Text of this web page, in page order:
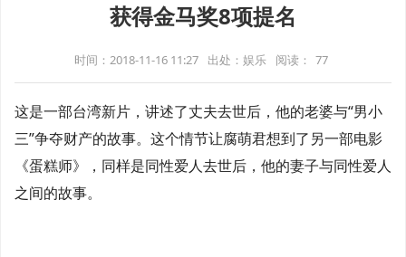
获得金马奖8项提名
时间：2018-11-16 11:27 出处：娱乐 阅读： 77
这是一部台湾新片，讲述了丈夫去世后，他的老婆与“男小
三”争夺财产的故事。这个情节让腐萌君想到了另一部电影
《蛋糕师》，同样是同性爱人去世后，他的妻子与同性爱人
之间的故事。